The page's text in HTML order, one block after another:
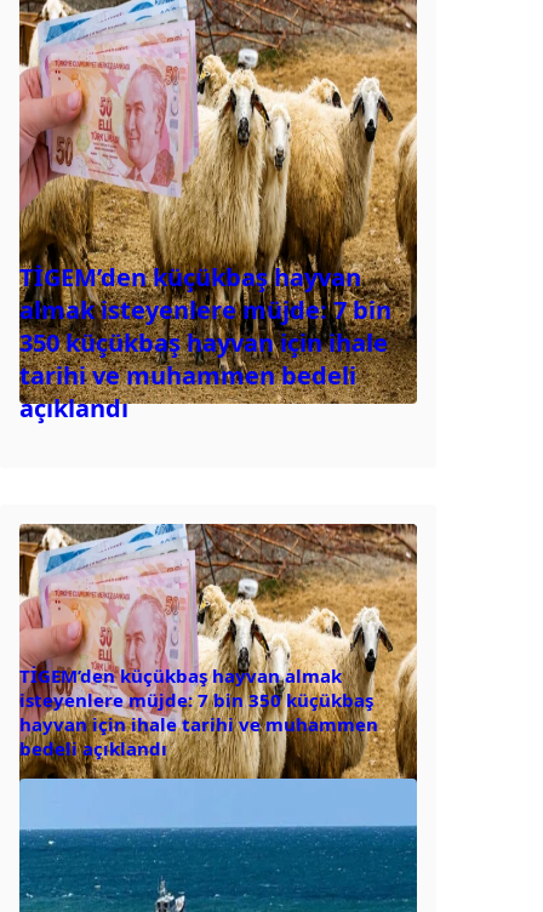
TİGEM’den küçükbaş hayvan
almak isteyenlere müjde: 7 bin
350 küçükbaş hayvan için ihale
tarihi ve muhammen bedeli
açıklandı
TİGEM’den küçükbaş hayvan almak
isteyenlere müjde: 7 bin 350 küçükbaş
hayvan için ihale tarihi ve muhammen
bedeli açıklandı